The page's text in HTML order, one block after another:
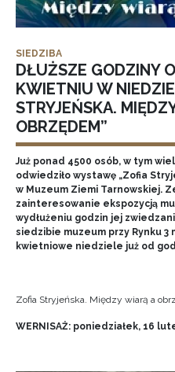
SIEDZIBA
DŁUŻSZE GODZINY
KWIETNIU W
STRYJEŃSKA.
OBRZĘDEM”
Już ponad 4500 osób, w tym
odwiedziło wystawę „Zofia
w Muzeum Ziemi Tarnowskiej.
zainteresowanie ekspozycją
wydłużeniu godzin jej
siedzibie muzeum przy Rynku 3
kwietniowe niedziele już od
Zofia Stryjeńska. Między wiarą a
WERNISAŻ: poniedziałek, 16